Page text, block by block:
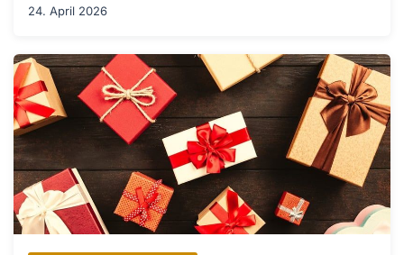
24. April 2026